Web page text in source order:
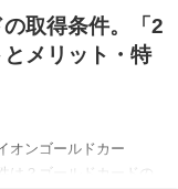
取得条件。「2
メリット・特
オンゴールドカー
は？ゴールドカードの